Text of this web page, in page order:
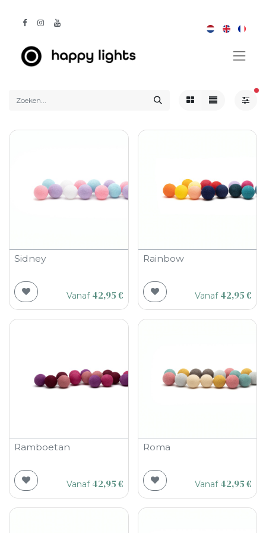
Sidney
Vanaf 42,95€
Rainbow
Vanaf 42,95€
Ramboetan
Vanaf 42,95€
Roma
Vanaf 42,95€